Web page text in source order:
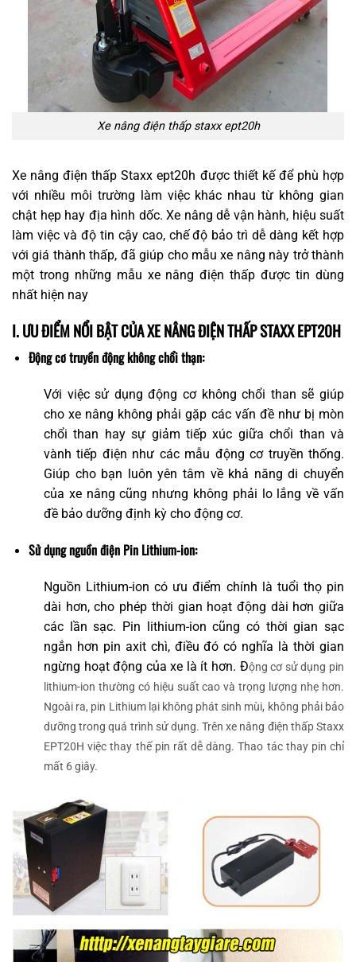
Xe nâng điện thấp staxx ept20h
Xe nâng điện thấp Staxx ept20h được thiết kế để phù hợp
với nhiều môi trường làm việc khác nhau từ không gian
chật hẹp hay địa hình dốc. Xe nâng dễ vận hành, hiệu suất
làm việc và độ tin cậy cao, chế độ bảo trì dễ dàng kết hợp
với giá thành thấp, đã giúp cho mẫu xe nâng này trở thành
một trong những mẫu xe nâng điện thấp được tin dùng
nhất hiện nay
I. ƯU ĐIỂM NỔI BẬT CỦA XE NÂNG ĐIỆN THẤP STAXX EPT20H
Động cơ truyền động không chổi thạn:
Với việc sử dụng động cơ không chổi than sẽ giúp
cho xe nâng không phải gặp các vấn đề như bị mòn
chổi than hay sự giảm tiếp xúc giữa chổi than và
vành tiếp điện như các mẫu động cơ truyền thống.
Giúp cho bạn luôn yên tâm về khả năng di chuyển
của xe nâng cũng nhưng không phải lo lắng về vấn
đề bảo dưỡng định kỳ cho động cơ.
Sử dụng nguồn điện Pin Lithium-ion:
Nguồn Lithium-ion có ưu điểm chính là tuổi thọ pin
dài hơn, cho phép thời gian hoạt động dài hơn giữa
các lần sạc. Pin lithium-ion cũng có thời gian sạc
ngắn hơn pin axit chì, điều đó có nghĩa là thời gian
ngừng hoạt động của xe là ít hơn. Động cơ sử dụng pin
lithium-ion thường có hiệu suất cao và trọng lượng nhẹ hơn.
Ngoài ra, pin Lithium lại không phát sinh mùi, không phải bảo
dưỡng trong quá trình sử dụng. Trên xe nâng điện thấp Staxx
EPT20H việc thay thế pin rất dễ dàng. Thao tác thay pin chỉ
mất 6 giây.